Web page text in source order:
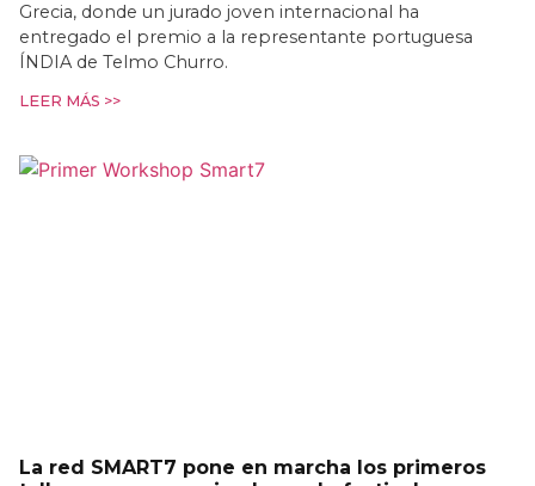
Grecia, donde un jurado joven internacional ha
entregado el premio a la representante portuguesa
ÍNDIA de Telmo Churro.
LEER MÁS >>
La red SMART7 pone en marcha los primeros